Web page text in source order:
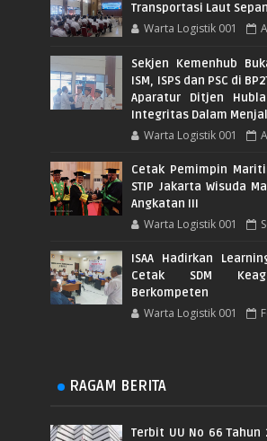
Transportasi Laut
Warta Logistik 001
Sekjen Kemenhub
ISM, ISPS dan PSC di
Aparatur Ditjen
Integritas Dalam
Warta Logistik 001
Cetak Pemimpin
STIP Jakarta Wisuda
Angkatan III
Warta Logistik 001
ISAA Hadirkan
Cetak SDM
Berkompeten
Warta Logistik 001
RAGAM BERITA
Terbit UU No 66 Tahun